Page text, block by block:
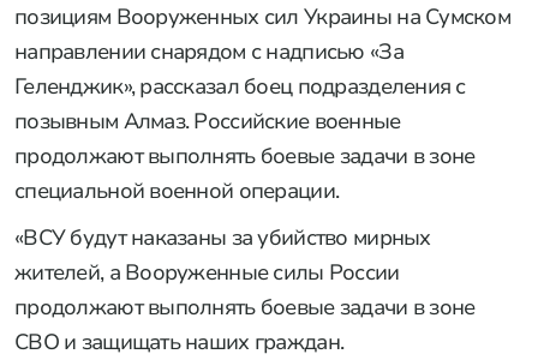
позициям Вооруженных сил Украины на Сумском
направлении снарядом с надписью «За
Геленджик», рассказал боец подразделения с
позывным Алмаз. Российские военные
продолжают выполнять боевые задачи в зоне
специальной военной операции.
«ВСУ будут наказаны за убийство мирных
жителей, а Вооруженные силы России
продолжают выполнять боевые задачи в зоне
СВО и защищать наших граждан.